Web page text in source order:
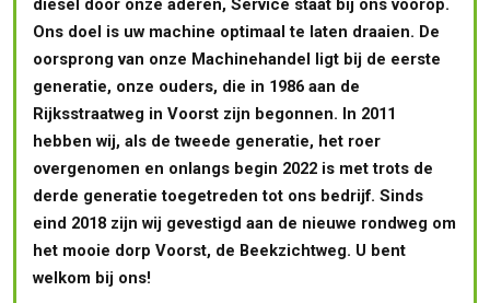
diesel door onze aderen, Service staat bij ons voorop.
Ons doel is uw machine optimaal te laten draaien. De
oorsprong van onze Machinehandel ligt bij de eerste
generatie, onze ouders, die in 1986 aan de
Rijksstraatweg in Voorst zijn begonnen. In 2011
hebben wij, als de tweede generatie, het roer
overgenomen en onlangs begin 2022 is met trots de
derde generatie toegetreden tot ons bedrijf. Sinds
eind 2018 zijn wij gevestigd aan de nieuwe rondweg om
het mooie dorp Voorst, de Beekzichtweg. U bent
welkom bij ons!